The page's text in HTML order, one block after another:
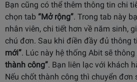
Bạn cũng có thể thêm thông tin chi
chọn tab “Mở rộng”. Trong tab này
nhân viên, chi tiết hơn về năm sinh,
chú đơn. Sau khi điền đầy đủ thông
mới”. Lúc này hệ thống Abit sẽ thông
thành công”. Bạn liên lạc với khách
Nếu chốt thành công thì chuyển đơn